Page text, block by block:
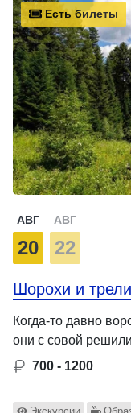
Есть билеты
АВГ
20
АВГ
22
Шорохи и трели
Когда-то давно
они с совой
700 - 1200